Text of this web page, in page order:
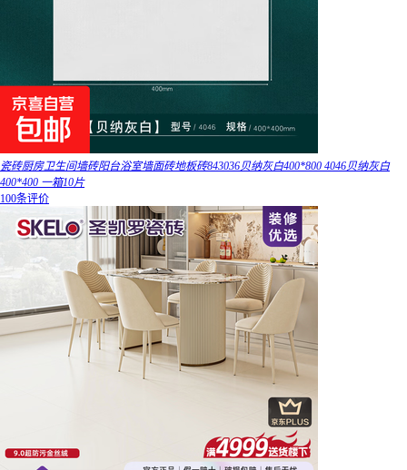
瓷砖厨房卫生间墙砖阳台浴室墙面砖地板砖843036贝纳灰白400*800 4046贝纳灰白
400*400 一箱10片
100条评价